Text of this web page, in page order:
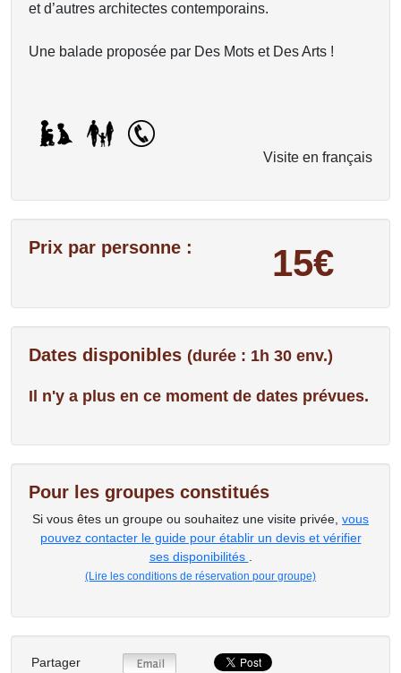
et d’autres architectes contemporains.
Une balade proposée par Des Mots et Des Arts !
Visite en français
Prix par personne : 15€
Dates disponibles (durée : 1h 30 env.)
Il n'y a plus en ce moment de dates prévues.
Pour les groupes constitués
Si vous êtes un groupe ou souhaitez une visite privée, vous
pouvez contacter le guide pour établir un devis et vérifier
ses disponibilités
(Lire les conditions de réservation pour groupe)
Partager